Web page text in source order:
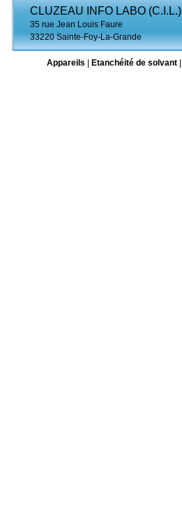
CLUZEAU INFO LABO (C.I.L.)
35 rue Jean Louis Faure
33220 Sainte-Foy-La-Grande
Appareils
Etanchéité de solvant